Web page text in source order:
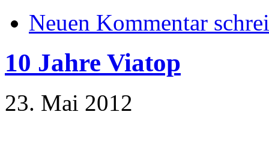
Neuen Kommentar
10 Jahre Viatop
23. Mai 2012